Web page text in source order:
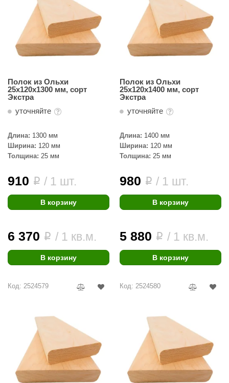
Полок из Ольхи
25х120х1300 мм, сорт
Экстра
уточняйте
Длина: 1300 мм
Ширина: 120 мм
Толщина: 25 мм
910 i / 1 шт.
В корзину
6 370 i / 1 кв.м.
В корзину
Полок из Ольхи
25х120х1400 мм, сорт
Экстра
уточняйте
Длина: 1400 мм
Ширина: 120 мм
Толщина: 25 мм
980 i / 1 шт.
В корзину
5 880 i / 1 кв.м.
В корзину
Код: 2524579 Код: 2524580